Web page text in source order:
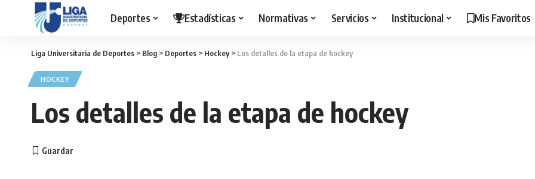
Deportes Estadísticas Normativas Servicios Institucional Mis Favoritos
Liga Universitaria de Deportes > Blog > Deportes > Hockey> Los detalles de la etapa de hockey
HOCKEY
Los detalles de la etapa de hockey